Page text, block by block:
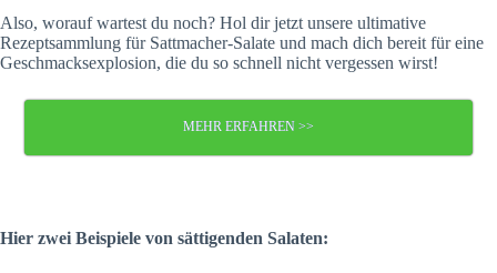
Also, worauf wartest du noch? Hol dir jetzt unsere ultimative
Rezeptsammlung für Sattmacher-Salate und mach dich bereit für eine
Geschmacksexplosion, die du so schnell nicht vergessen wirst!
MEHR ERFAHREN >>
Hier zwei Beispiele von sättigenden Salaten: